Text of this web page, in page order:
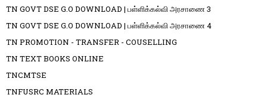
TN GOVT DSE G.O DOWNLOAD | பள்ளிக்கல்வி அரசாணை 3
TN GOVT DSE G.O DOWNLOAD | பள்ளிக்கல்வி அரசாணை 4
TN PROMOTION - TRANSFER - COUSELLING
TN TEXT BOOKS ONLINE
TNCMTSE
TNFUSRC MATERIALS